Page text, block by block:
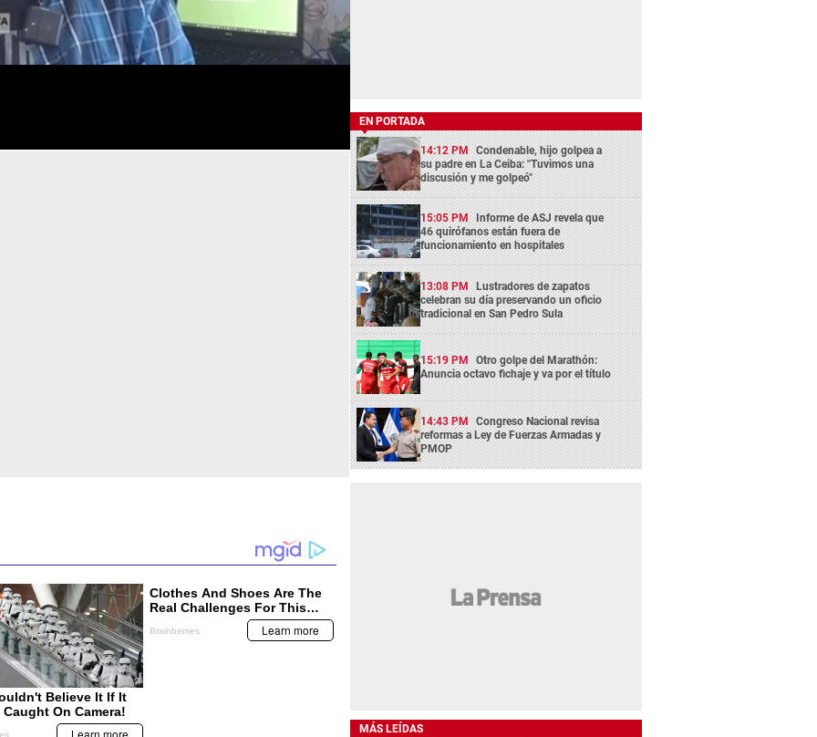
EN PORTADA
14:12 PM Condenable, hijo golpea a
su padre en La Ceiba: "Tuvimos una
discusión y me golpeó"
15:05 PM Informe de ASJ revela que
46 quirófanos están fuera de
funcionamiento en hospitales
13:08 PM Lustradores de zapatos
celebran su día preservando un oficio
tradicional en San Pedro Sula
15:19 PM Otro golpe del Marathón:
Anuncia octavo fichaje y va por el título
14:43 PM Congreso Nacional revisa
reformas a Ley de Fuerzas Armadas y
PMOP
MÁS LEÍDAS